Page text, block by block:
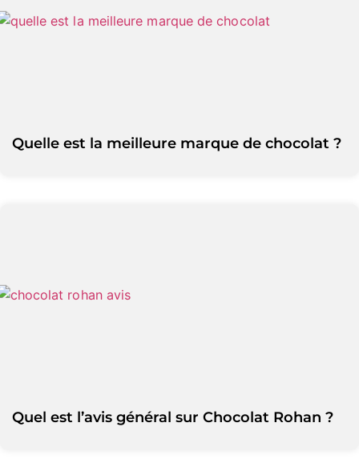
Quelle est la meilleure marque de chocolat ?
Quel est l’avis général sur Chocolat Rohan ?